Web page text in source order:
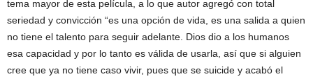
tema mayor de esta película, a lo que autor agregó con total
seriedad y convicción “es una opción de vida, es una salida a quien
no tiene el talento para seguir adelante. Dios dio a los humanos
esa capacidad y por lo tanto es válida de usarla, así que si alguien
cree que ya no tiene caso vivir, pues que se suicide y acabó el